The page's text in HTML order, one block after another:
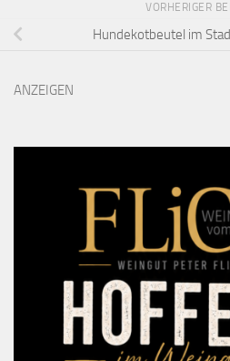
VORHERIGER
Hundekotbeutel im
ANZEIGEN